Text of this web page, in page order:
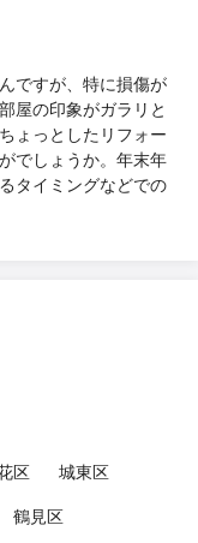
ですが、特に損傷が
屋の印象がガラリと
ょっとしたリフォー
でしょうか。年末年
タイミングなどでの
区
城東区
鶴見区